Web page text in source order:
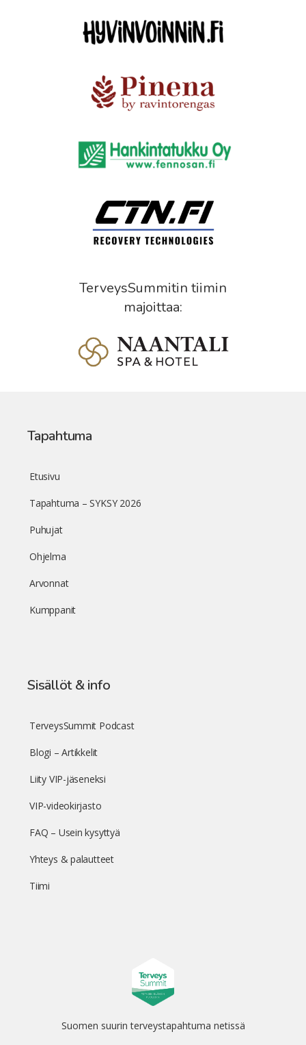
TerveysSummitin tiimin
majoittaa:
Tapahtuma
Etusivu
Tapahtuma – SYKSY 2026
Puhujat
Ohjelma
Arvonnat
Kumppanit
Sisällöt & info
TerveysSummit Podcast
Blogi – Artikkelit
Liity VIP-jäseneksi
VIP-videokirjasto
FAQ – Usein kysyttyä
Yhteys & palautteet
Tiimi
Suomen suurin terveystapahtuma netissä